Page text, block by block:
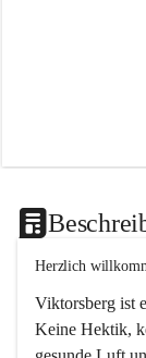
Herzlich
Viktorsberg ist
Keine Hektik,